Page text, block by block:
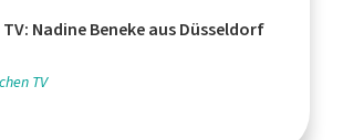
TV: Nadine Beneke aus Düsseldorf
TV